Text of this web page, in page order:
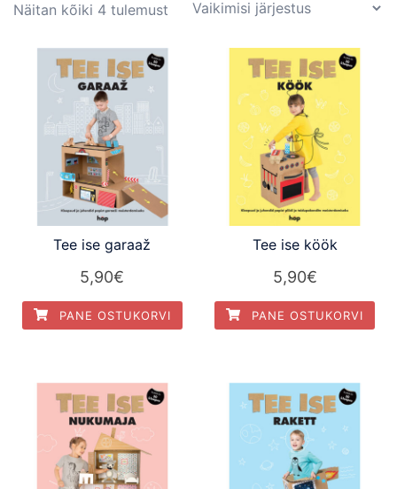
Näitan kõiki 4 tulemust
Tee ise garaaž
5,90€
PANE OSTUKORVI
Tee ise köök
5,90€
PANE OSTUKORVI